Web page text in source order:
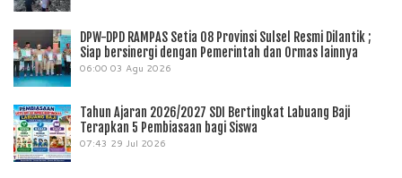
DPW-DPD RAMPAS Setia 08 Provinsi Sulsel Resmi Dilantik ;
Siap bersinergi dengan Pemerintah dan Ormas lainnya
06:00 03 Agu 2026
Tahun Ajaran 2026/2027 SDI Bertingkat Labuang Baji
Terapkan 5 Pembiasaan bagi Siswa
07:43 29 Jul 2026